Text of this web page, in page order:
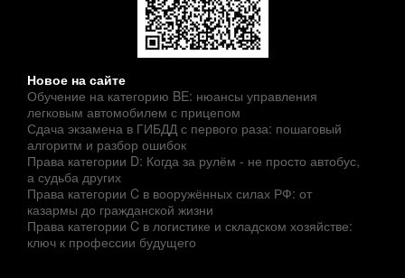
Новое на сайте
Обучение на категорию BE: нюансы управления
легковым автомобилем с прицепом
Сдача экзамена в ГИБДД с первого раза: пошаговый
алгоритм и разбор ошибок
Права категории D: Когда за рулём - не просто автобус,
а судьба других
Права категории C в вооружённых силах РФ: от
казармы до гражданской жизни
Права категории C в логистике и складском хозяйстве:
ключ к профессии будущего